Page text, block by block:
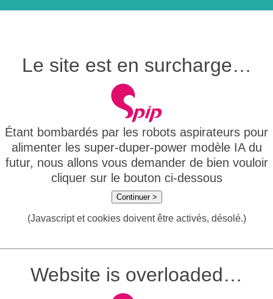
Le site est en surcharge…
Étant bombardés par les robots aspirateurs pour
alimenter les super-duper-power modèle IA du
futur, nous allons vous demander de bien vouloir
cliquer sur le bouton ci-dessous
Continuer >
(Javascript et cookies doivent être activés, désolé.)
Website is overloaded…